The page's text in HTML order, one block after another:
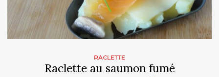
RACLETTE
Raclette au saumon fumé